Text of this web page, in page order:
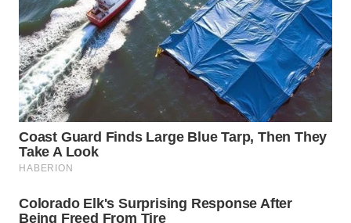
PADANG
LAWAS
WN
SUMEDANG
WN
CIANJUR
KEPULAUAN
SERIBU